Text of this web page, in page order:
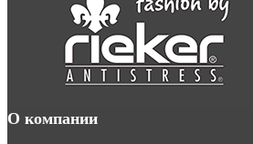
О компании